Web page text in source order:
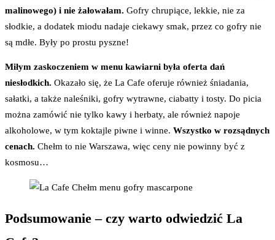
malinowego) i nie żałowałam. Gofry chrupiące, lekkie, nie za
słodkie, a dodatek miodu nadaje ciekawy smak, przez co gofry nie
są mdłe. Były po prostu pyszne!
Miłym zaskoczeniem w menu kawiarni była oferta dań
niesłodkich. Okazało się, że La Cafe oferuje również śniadania,
sałatki, a także naleśniki, gofry wytrawne, ciabatty i tosty. Do picia
można zamówić nie tylko kawy i herbaty, ale również napoje
alkoholowe, w tym koktajle piwne i winne. Wszystko w rozsądnych
cenach. Chełm to nie Warszawa, więc ceny nie powinny być z
kosmosu…
Podsumowanie – czy warto odwiedzić La